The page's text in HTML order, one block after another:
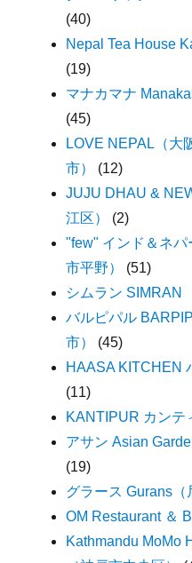
(40)
Nepal Tea House
(19)
マナカマナ
(45)
LOVE NEPAL（大
市）
(12)
JUJU DHAU &
江区）
(2)
"few" インド＆ネ
市平野）
(51)
シムラン SIMRAN
バルピパル
市）
(45)
HAASA KITCHEN
(11)
KANTIPUR カンテ
アサン Asian
(19)
グラース Gurans（
OM Restaurant ＆
Kathmandu MoMo